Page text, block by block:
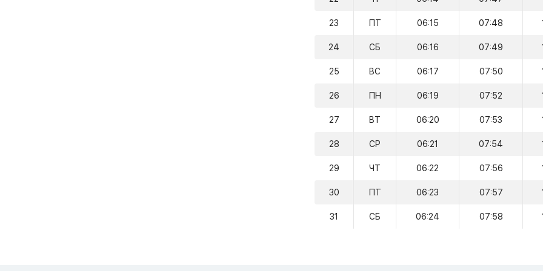
23 ПТ 06:15 07:48
24 СБ 06:16 07:49
25 ВС 06:17 07:50
26 ПН 06:19 07:52
27 ВТ 06:20 07:53
28 СР 06:21 07:54
29 ЧТ 06:22 07:56
30 ПТ 06:23 07:57
31 СБ 06:24 07:58